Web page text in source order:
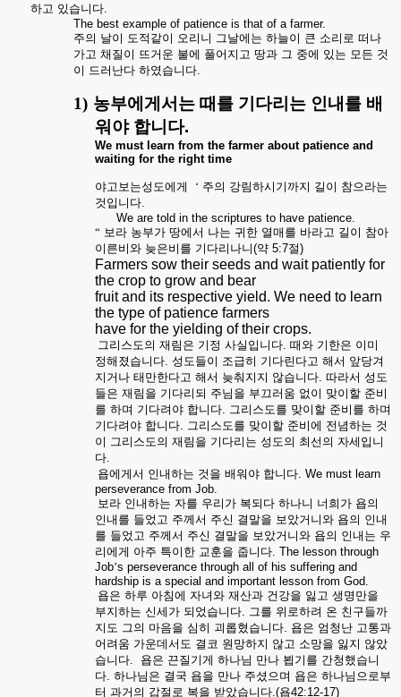
하고 있습니다.
The best example of patience is that of a farmer.
주의 날이 도적같이 오리니 그날에는 하늘이 큰 소리로 떠나
가고 채질이 뜨거운 불에 풀어지고 땅과 그 중에 있는 모든 것
이 드러난다 하였습니다.
1) 농부에게서는 때를 기다리는 인내를 배
워야 합니다.
We must learn from the farmer about patience and
waiting for the right time
야고보는성도에게 ‘ 주의 강림하시기까지 길이 참으라는
것입니다.
We are told in the scriptures to have patience.
“ 보라 농부가 땅에서 나는 귀한 열매를 바라고 길이 참아
이른비와 늦은비를 기다리나니(약 5:7절)
Farmers sow their seeds and wait patiently for
the crop to grow and bear
fruit and its respective yield. We need to learn
the type of patience farmers
have for the yielding of their crops.
그리스도의 재림은 기정 사실입니다. 때와 기한은 이미
정해졌습니다. 성도들이 조급히 기다린다고 해서 앞당겨
지거나 태만한다고 해서 늦춰지지 않습니다. 따라서 성도
들은 재림을 기다리되 주님을 부끄러움 없이 맞이할 준비
를 하며 기다려야 합니다. 그리스도를 맞이할 준비를 하며
기다려야 합니다. 그리스도를 맞이할 준비에 전념하는 것
이 그리스도의 재림을 기다리는 성도의 최선의 자세입니
다.
욥에게서 인내하는 것을 배워야 합니다. We must learn
perseverance from Job.
보라 인내하는 자를 우리가 복되다 하나니 너희가 욥의
인내를 들었고 주께서 주신 결말을 보았거니와 욥의 인내
를 들었고 주께서 주신 결말을 보았거니와 욥의 인내는 우
리에게 아주 특이한 교훈을 줍니다. The lesson through
Job’s perseverance through all of his suffering and
hardship is a special and important lesson from God.
욥은 하루 아침에 자녀와 재산과 건강을 잃고 생명만을
부지하는 신세가 되었습니다. 그를 위로하려 온 친구들까
지도 그의 마음을 심히 괴롭혔습니다. 욥은 엄청난 고통과
어려움 가운데서도 결코 원망하지 않고 소망을 잃지 않았
습니다. 욥은 끈질기게 하나님 만나 뵙기를 간청했습니
다. 하나님은 결국 욥을 만나 주셨으며 욥은 하나님으로부
터 과거의 갑절로 복을 받았습니다.(욥42:12-17)